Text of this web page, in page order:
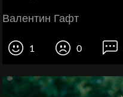
Валентин Гафт
1 0